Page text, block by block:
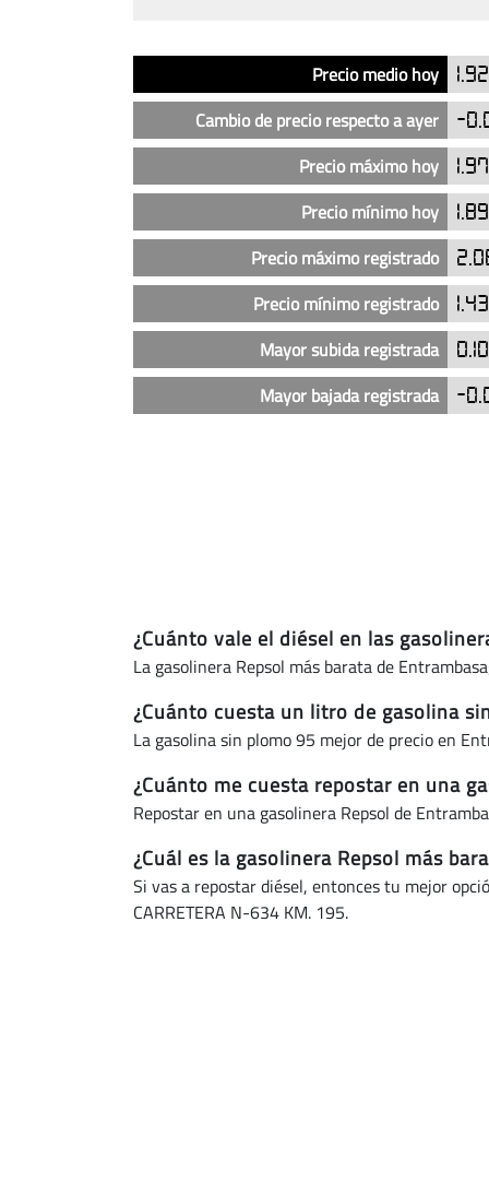
Análisis
del
en
gasolineras
Entrambasaguas
hoy)
Precio medio hoy
Cambio de precio respecto a ayer -
Precio máximo hoy
Precio mínimo hoy
Precio máximo registrado
Precio mínimo registrado
Mayor subida registrada
Mayor bajada registrada -
¿Cuánto vale el diésel en las
La gasolinera Repsol más barata de
¿Cuánto cuesta un litro de gasolina
La gasolina sin plomo 95 mejor de precio en
¿Cuánto me cuesta repostar en una
Repostar en una gasolinera Repsol de
¿Cuál es la gasolinera Repsol más
Si vas a repostar diésel, entonces tu mejor
CARRETERA N-634 KM. 195.